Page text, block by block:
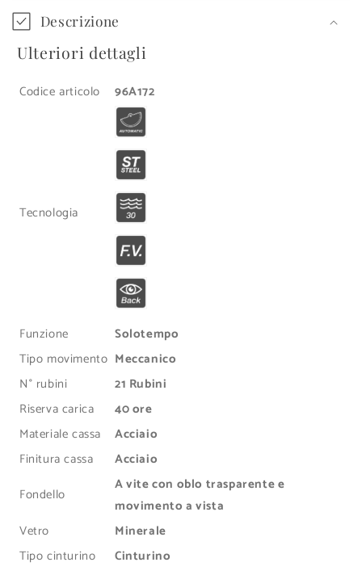
o
n
e
o
m
b
e
Descrizione
Ulteriori dettagli
Codice articolo 96A172
Tecnologia
Funzione
Solotempo
Tipo movimento Meccanico
N° rubini
21 Rubini
Riserva carica
40 ore
Materiale cassa
Acciaio
Finitura cassa
Acciaio
Fondello
A vite con oblo trasparente e
movimento a vista
Vetro
Minerale
Tipo cinturino
Cinturino